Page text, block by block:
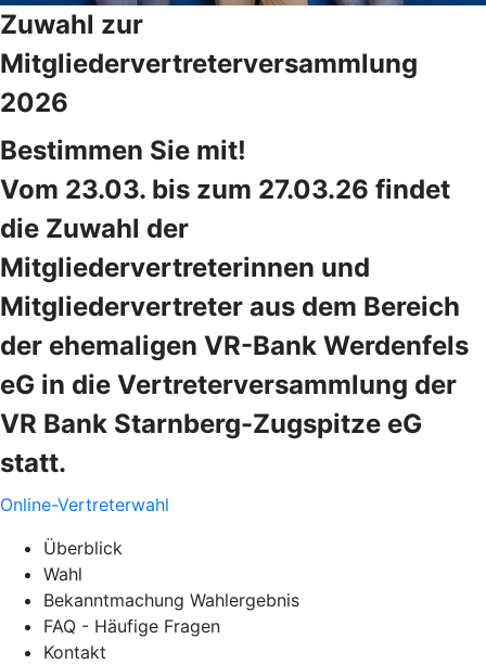
Zuwahl zur
Mitgliedervertreterversammlung
2026
Bestimmen Sie mit!
Vom 23.03. bis zum 27.03.26 findet
die Zuwahl der
Mitgliedervertreterinnen und
Mitgliedervertreter aus dem Bereich
der ehemaligen VR-Bank Werdenfels
eG in die Vertreterversammlung der
VR Bank Starnberg-Zugspitze eG
statt.
Online-Vertreterwahl
Überblick
Wahl
Bekanntmachung Wahlergebnis
FAQ - Häufige Fragen
Kontakt